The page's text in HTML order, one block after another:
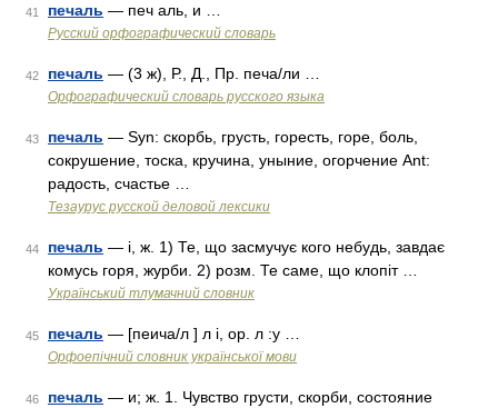
41 печаль — печ аль, и …
Русский орфографический словарь
42 печаль — (3 ж), Р., Д., Пр. печа/ли …
Орфографический словарь русского языка
43 печаль — Syn: скорбь, грусть, горесть, горе, боль,
сокрушение, тоска, кручина, уныние, огорчение Ant:
радость, счастье …
Тезаурус русской деловой лексики
44 печаль — і, ж. 1) Те, що засмучує кого небудь, завдає
комусь горя, журби. 2) розм. Те саме, що клопіт …
Український тлумачний словник
45 печаль — [пеича/л ] л і, ор. л :у …
Орфоепічний словник української мови
46 печаль — и; ж. 1. Чувство грусти, скорби, состояние